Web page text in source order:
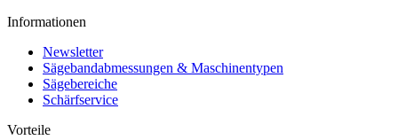
Informationen
Newsletter
Sägebandabmessungen & Maschinentypen
Sägebereiche
Schärfservice
Vorteile